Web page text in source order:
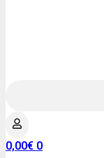
0,00€ 0